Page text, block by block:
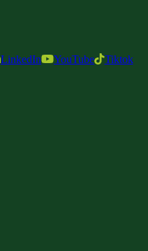
LinkedIn YouTube Tiktok